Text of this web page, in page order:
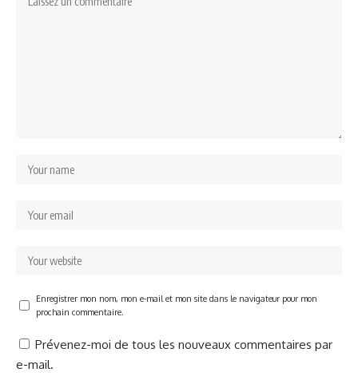
Enregistrer mon nom, mon e-mail et mon site dans le navigateur pour mon
prochain commentaire.
Prévenez-moi de tous les nouveaux commentaires par
e-mail.